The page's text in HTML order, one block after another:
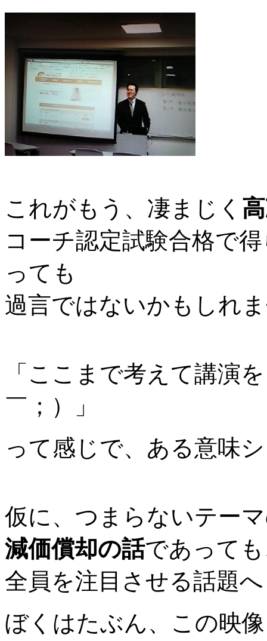
これがもう、凄まじく
コーチ認定試験合格で
っても
過言ではないかもしれ
「ここまで考えて講演
￣；）」
って感じで、ある意味
仮に、つまらないテー
減価償却の話であって
全員を注目させる話題
ぼくはたぶん、この映